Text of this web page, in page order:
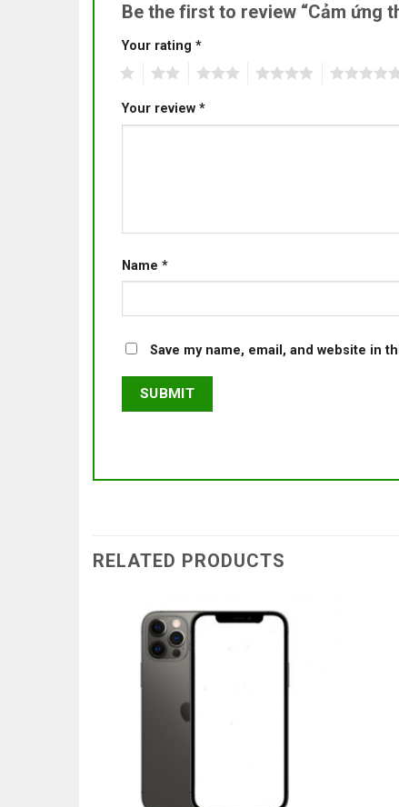
Be the first to review “Cảm ứng
Your rating *
Your review *
Name *
Save my name, email, and website in
RELATED PRODUCTS